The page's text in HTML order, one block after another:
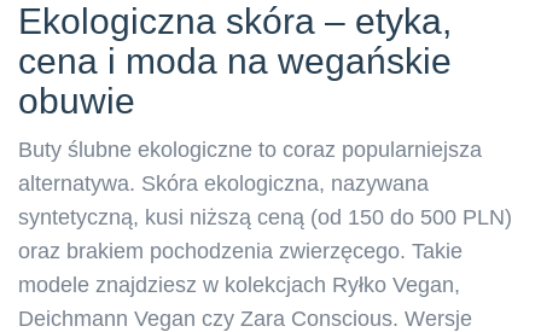
Ekologiczna skóra – etyka,
cena i moda na wegańskie
obuwie
Buty ślubne ekologiczne to coraz popularniejsza
alternatywa. Skóra ekologiczna, nazywana
syntetyczną, kusi niższą ceną (od 150 do 500 PLN)
oraz brakiem pochodzenia zwierzęcego. Takie
modele znajdziesz w kolekcjach Ryłko Vegan,
Deichmann Vegan czy Zara Conscious. Wersje